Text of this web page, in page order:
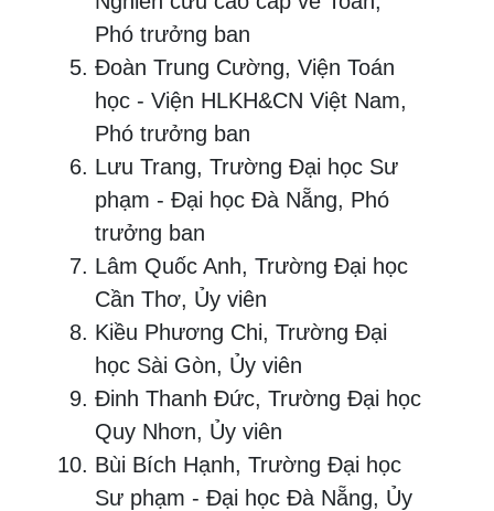
Phó trưởng ban
Đoàn Trung Cường, Viện Toán
học - Viện HLKH&CN Việt Nam,
Phó trưởng ban
Lưu Trang, Trường Đại học Sư
phạm - Đại học Đà Nẵng, Phó
trưởng ban
Lâm Quốc Anh, Trường Đại học
Cần Thơ, Ủy viên
Kiều Phương Chi, Trường Đại
học Sài Gòn, Ủy viên
Đinh Thanh Đức, Trường Đại học
Quy Nhơn, Ủy viên
Bùi Bích Hạnh, Trường Đại học
Sư phạm - Đại học Đà Nẵng, Ủy